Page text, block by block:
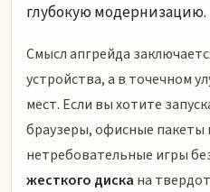
глубокую модернизацию.
Смысл апгрейда
устройства, а в точечном
мест. Если вы хотите
браузеры, офисные пакеты
нетребовательные игры
жесткого диска на